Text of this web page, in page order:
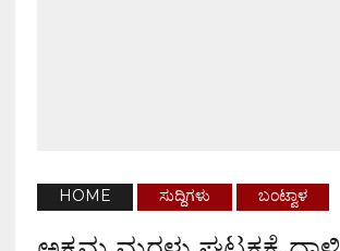
HOME ಸುದ್ದಿಗಳು ಬಂಟ್ವಾಳ